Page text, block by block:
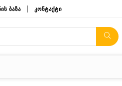
ბაზა კონტაქტი